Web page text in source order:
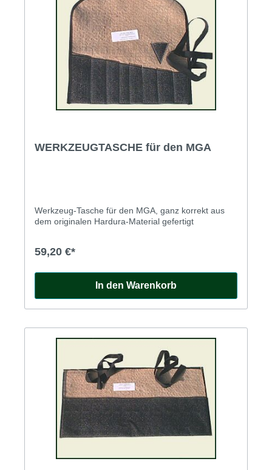
WERKZEUGTASCHE für den MGA
Werkzeug-Tasche für den MGA, ganz korrekt aus
dem originalen Hardura-Material gefertigt
59,20 €*
In den Warenkorb